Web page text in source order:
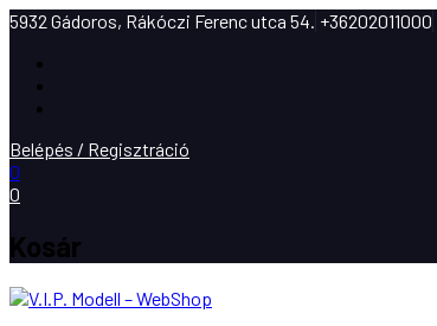
5932 Gádoros, Rákóczi Ferenc utca 54. +36202011000
Belépés / Regisztráció
0
0
Kosár